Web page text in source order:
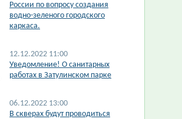
России по вопросу создания
водно-зеленого городского
каркаса.
12.12.2022 11:00
​Уведомление! О санитарных
работах в Затулинском парке
06.12.2022 13:00
В скверах будут проводиться